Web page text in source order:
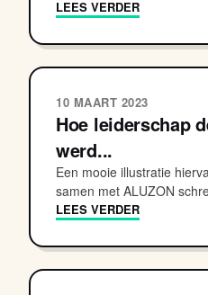
LEES VERDER
10 MAART 2023
Hoe leiderschap
werd...
Een mooie illustratie
samen met ALUZON
LEES VERDER